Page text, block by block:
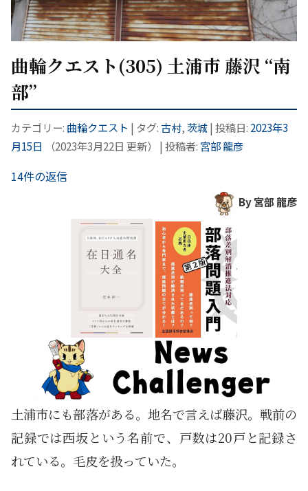
曲輪クエスト(305) 土浦市 藤沢 “南
部”
カテゴリー: 曲輪クエスト | タグ:古村,茨城| 投稿日: 2023年3
月15日
（2023年3月22日 更新） | 投稿者: 宮部 龍彦
14件の返信
By 宮部 龍彦
土浦市にも部落がある。地名で言えば藤沢。戦前の
記録では西坂という名前で、戸数は20戸と記録さ
れている。毛皮を扱っていた。